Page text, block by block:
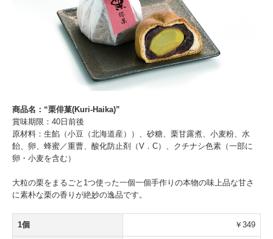
商品名：“栗俳菓(Kuri-Haika)”
賞味期限：40日前後
原材料：生餡（小豆（北海道産））、砂糖、栗甘露煮、小麦粉、水
飴、卵、蜂蜜／重曹、酸化防止剤（V．C）、クチナシ色素（一部に
卵・小麦を含む）
大粒の栗をまるごと1つ使った一個一個手作りの本物の味上品な甘さ
に素朴な栗の香りが絶妙の逸品です。
1個 ￥349